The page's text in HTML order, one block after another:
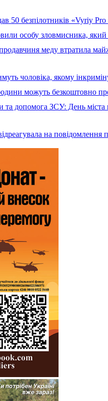
50 безпілотників «Vyriy
особу зловмисника,
меду втратила
чоловіка, якому
можуть безкоштовно
допомога ЗСУ: День міста
на повідомлення